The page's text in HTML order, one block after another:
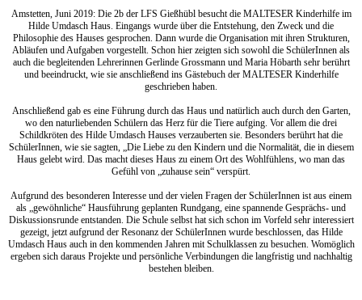
Amstetten, Juni 2019: Die 2b der LFS Gießhübl besucht die MALTESER Kinderhilfe im
Hilde Umdasch Haus. Eingangs wurde über die Entstehung, den Zweck und die
Philosophie des Hauses gesprochen. Dann wurde die Organisation mit ihren Strukturen,
Abläufen und Aufgaben vorgestellt. Schon hier zeigten sich sowohl die SchülerInnen als
auch die begleitenden Lehrerinnen Gerlinde Grossmann und Maria Höbarth sehr berührt
und beeindruckt, wie sie anschließend ins Gästebuch der MALTESER Kinderhilfe
geschrieben haben.
Anschließend gab es eine Führung durch das Haus und natürlich auch durch den Garten,
wo den naturliebenden Schülern das Herz für die Tiere aufging. Vor allem die drei
Schildkröten des Hilde Umdasch Hauses verzauberten sie. Besonders berührt hat die
SchülerInnen, wie sie sagten, „Die Liebe zu den Kindern und die Normalität, die in diesem
Haus gelebt wird. Das macht dieses Haus zu einem Ort des Wohlfühlens, wo man das
Gefühl von „zuhause sein“ verspürt.
Aufgrund des besonderen Interesse und der vielen Fragen der SchülerInnen ist aus einem
als „gewöhnliche“ Hausführung geplanten Rundgang, eine spannende Gesprächs- und
Diskussionsrunde entstanden. Die Schule selbst hat sich schon im Vorfeld sehr interessiert
gezeigt, jetzt aufgrund der Resonanz der SchülerInnen wurde beschlossen, das Hilde
Umdasch Haus auch in den kommenden Jahren mit Schulklassen zu besuchen. Womöglich
ergeben sich daraus Projekte und persönliche Verbindungen die langfristig und nachhaltig
bestehen bleiben.